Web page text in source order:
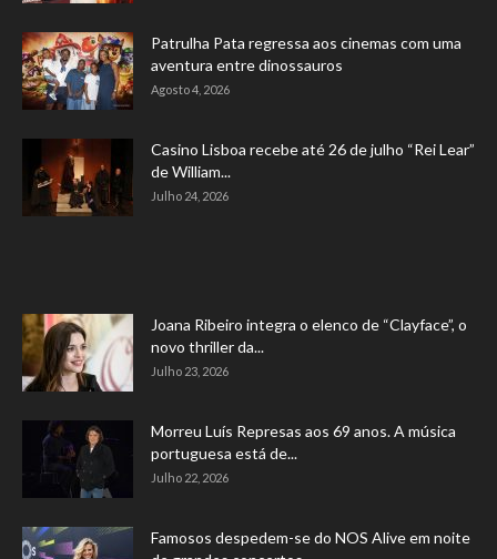
Patrulha Pata regressa aos cinemas com uma
aventura entre dinossauros
Agosto 4, 2026
Casino Lisboa recebe até 26 de julho “Rei Lear”
de William...
Julho 24, 2026
Joana Ribeiro integra o elenco de “Clayface”, o
novo thriller da...
Julho 23, 2026
Morreu Luís Represas aos 69 anos. A música
portuguesa está de...
Julho 22, 2026
Famosos despedem-se do NOS Alive em noite